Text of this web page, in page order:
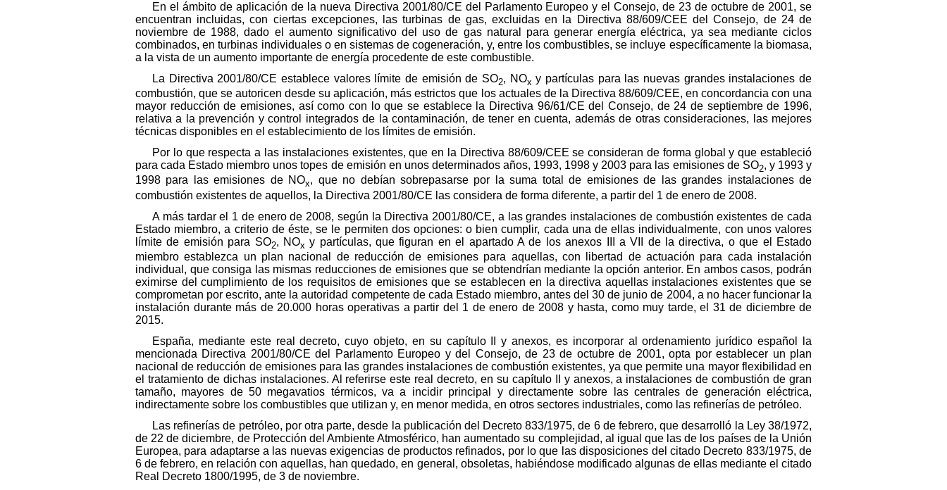
En el ámbito de aplicación de la nueva Directiva 2001/80/CE del Parlamento Europeo y el Consejo, de 23 de octubre de 2001, se
encuentran incluidas, con ciertas excepciones, las turbinas de gas, excluidas en la Directiva 88/609/CEE del Consejo, de 24 de
noviembre de 1988, dado el aumento significativo del uso de gas natural para generar energía eléctrica, ya sea mediante ciclos
combinados, en turbinas individuales o en sistemas de cogeneración, y, entre los combustibles, se incluye específicamente la biomasa,
a la vista de un aumento importante de energía procedente de este combustible.
La Directiva 2001/80/CE establece valores límite de emisión de SO2, NOx y partículas para las nuevas grandes instalaciones de
combustión, que se autoricen desde su aplicación, más estrictos que los actuales de la Directiva 88/609/CEE, en concordancia con una
mayor reducción de emisiones, así como con lo que se establece la Directiva 96/61/CE del Consejo, de 24 de septiembre de 1996,
relativa a la prevención y control integrados de la contaminación, de tener en cuenta, además de otras consideraciones, las mejores
técnicas disponibles en el establecimiento de los límites de emisión.
Por lo que respecta a las instalaciones existentes, que en la Directiva 88/609/CEE se consideran de forma global y que estableció
para cada Estado miembro unos topes de emisión en unos determinados años, 1993, 1998 y 2003 para las emisiones de SO2, y 1993 y
1998 para las emisiones de NOx, que no debían sobrepasarse por la suma total de emisiones de las grandes instalaciones de
combustión existentes de aquellos, la Directiva 2001/80/CE las considera de forma diferente, a partir del 1 de enero de 2008.
A más tardar el 1 de enero de 2008, según la Directiva 2001/80/CE, a las grandes instalaciones de combustión existentes de cada
Estado miembro, a criterio de éste, se le permiten dos opciones: o bien cumplir, cada una de ellas individualmente, con unos valores
límite de emisión para SO2, NOx y partículas, que figuran en el apartado A de los anexos III a VII de la directiva, o que el Estado
miembro establezca un plan nacional de reducción de emisiones para aquellas, con libertad de actuación para cada instalación
individual, que consiga las mismas reducciones de emisiones que se obtendrían mediante la opción anterior. En ambos casos, podrán
eximirse del cumplimiento de los requisitos de emisiones que se establecen en la directiva aquellas instalaciones existentes que se
comprometan por escrito, ante la autoridad competente de cada Estado miembro, antes del 30 de junio de 2004, a no hacer funcionar la
instalación durante más de 20.000 horas operativas a partir del 1 de enero de 2008 y hasta, como muy tarde, el 31 de diciembre de
2015.
España, mediante este real decreto, cuyo objeto, en su capítulo II y anexos, es incorporar al ordenamiento jurídico español la
mencionada Directiva 2001/80/CE del Parlamento Europeo y del Consejo, de 23 de octubre de 2001, opta por establecer un plan
nacional de reducción de emisiones para las grandes instalaciones de combustión existentes, ya que permite una mayor flexibilidad en
el tratamiento de dichas instalaciones. Al referirse este real decreto, en su capítulo II y anexos, a instalaciones de combustión de gran
tamaño, mayores de 50 megavatios térmicos, va a incidir principal y directamente sobre las centrales de generación eléctrica,
indirectamente sobre los combustibles que utilizan y, en menor medida, en otros sectores industriales, como las refinerías de petróleo.
Las refinerías de petróleo, por otra parte, desde la publicación del Decreto 833/1975, de 6 de febrero, que desarrolló la Ley 38/1972,
de 22 de diciembre, de Protección del Ambiente Atmosférico, han aumentado su complejidad, al igual que las de los países de la Unión
Europea, para adaptarse a las nuevas exigencias de productos refinados, por lo que las disposiciones del citado Decreto 833/1975, de
6 de febrero, en relación con aquellas, han quedado, en general, obsoletas, habiéndose modificado algunas de ellas mediante el citado
Real Decreto 1800/1995, de 3 de noviembre.